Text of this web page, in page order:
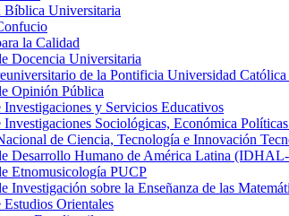
Bíblica Universitaria
la Calidad
Docencia Universitaria
de la Pontificia Universidad Católica
Opinión Pública
Investigaciones y Servicios Educativos
Investigaciones Sociológicas, Económica
de Ciencia, Tecnología e Innovación
Desarrollo Humano de América Latina
Etnomusicología PUCP
Investigación sobre la Enseñanza de las
Estudios Orientales